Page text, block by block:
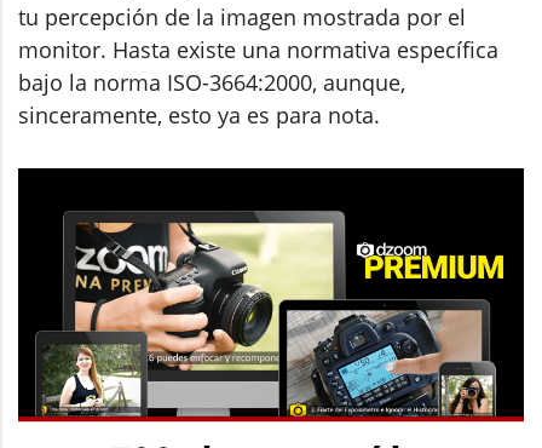
tu percepción de la imagen mostrada por el
monitor. Hasta existe una normativa específica
bajo la norma ISO-3664:2000, aunque,
sinceramente, esto ya es para nota.